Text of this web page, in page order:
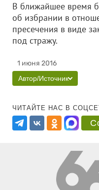
В ближайшее время
об избрании в
пресечения в виде
под стражу.
1 июня 2016
Автор/Источник
ЧИТАЙТЕ НАС В